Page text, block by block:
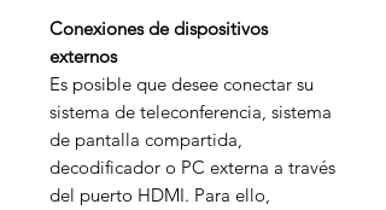
Conexiones de dispositivos
externos
Es posible que desee conectar su
sistema de teleconferencia, sistema
de pantalla compartida,
decodificador o PC externa a través
del puerto HDMI. Para ello,